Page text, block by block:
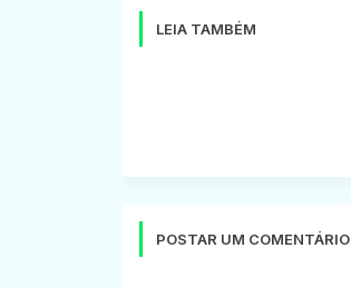
LEIA TAMBÉM
POSTAR UM COMENTÁRIO